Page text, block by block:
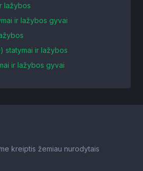
lažybos
ir lažybos gyvai
statymai ir lažybos
ir lažybos gyvai
kreiptis žemiau nurodytais